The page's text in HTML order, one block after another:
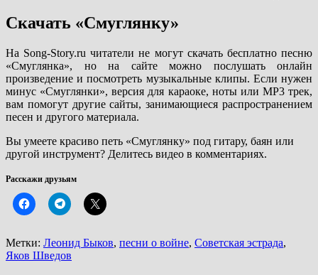
Скачать «Смуглянку»
На Song-Story.ru читатели не могут скачать бесплатно песню
«Смуглянка», но на сайте можно послушать онлайн
произведение и посмотреть музыкальные клипы. Если нужен
минус «Смуглянки», версия для караоке, ноты или MP3 трек,
вам помогут другие сайты, занимающиеся распространением
песен и другого материала.
Вы умеете красиво петь «Смуглянку» под гитару, баян или
другой инструмент? Делитесь видео в комментариях.
Расскажи друзьям
Метки: Леонид Быков, песни о войне, Советская эстрада,
Яков Шведов